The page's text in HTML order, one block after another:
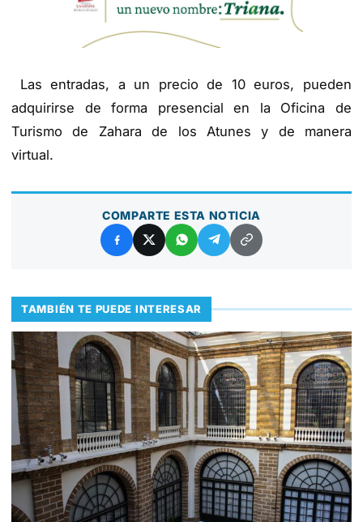
Las entradas, a un precio de 10 euros, pueden
adquirirse de forma presencial en la Oficina de
Turismo de Zahara de los Atunes y de manera
virtual.
COMPARTE ESTA NOTICIA
TAMBIÉN TE PUEDE INTERESAR